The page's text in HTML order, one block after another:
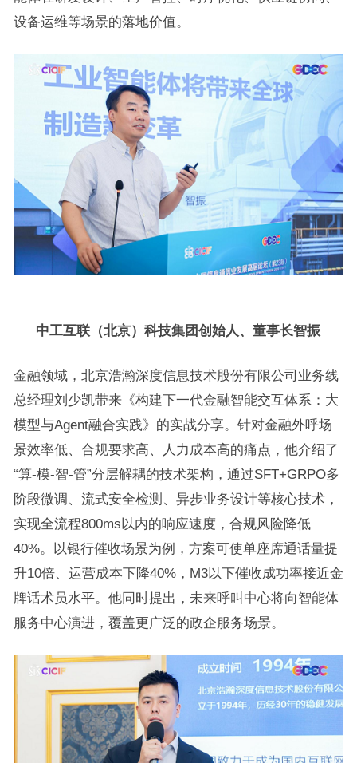
设备运维等场景的落地价值。
中工互联（北京）科技集团创始人、董事长智振
金融领域，北京浩瀚深度信息技术股份有限公司业务线
总经理刘少凯带来《构建下一代金融智能交互体系：大
模型与Agent融合实践》的实战分享。针对金融外呼场
景效率低、合规要求高、人力成本高的痛点，他介绍了
“算-模-智-管”分层解耦的技术架构，通过SFT+GRPO多
阶段微调、流式安全检测、异步业务设计等核心技术，
实现全流程800ms以内的响应速度，合规风险降低
40%。以银行催收场景为例，方案可使单座席通话量提
升10倍、运营成本下降40%，M3以下催收成功率接近金
牌话术员水平。他同时提出，未来呼叫中心将向智能体
服务中心演进，覆盖更广泛的政企服务场景。